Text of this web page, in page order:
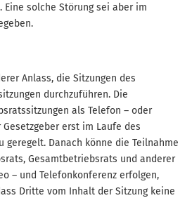
solche Störung sei aber im
Anlass, die Sitzungen des
durchzuführen. Die
als Telefon – oder
erst im Laufe des
geregelt. Danach könne die Teilnahme
Gesamtbetriebsrats und anderer
– und Telefonkonferenz erfolgen,
Dritte vom Inhalt der Sitzung keine